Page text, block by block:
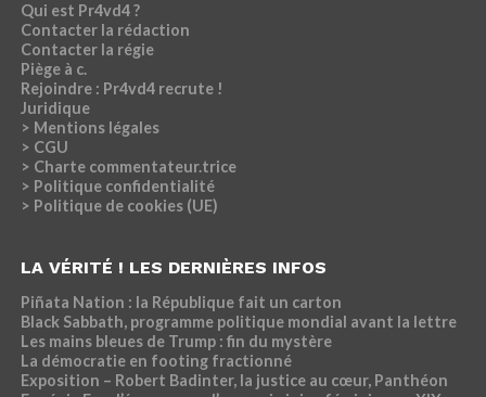
Qui est Pr4vd4 ?
Contacter la rédaction
Contacter la régie
Piège à c.
Rejoindre : Pr4vd4 recrute !
Juridique
> Mentions légales
> CGU
> Charte commentateur.trice
> Politique confidentialité
> Politique de cookies (UE)
LA VÉRITÉ ! LES DERNIÈRES INFOS
Piñata Nation : la République fait un carton
Black Sabbath, programme politique mondial avant la lettre
Les mains bleues de Trump : fin du mystère
La démocratie en footing fractionné
Exposition – Robert Badinter, la justice au cœur, Panthéon